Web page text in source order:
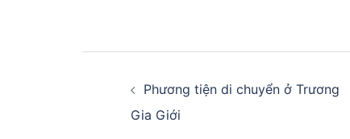
hướngPhương tiện di chuyển ở Trương
Gia Giới